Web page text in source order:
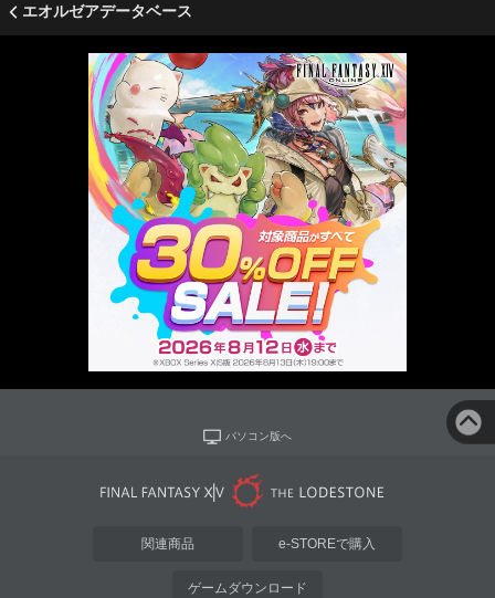
エオルゼアデータベース
パソコン版へ
関連商品 e-STOREで購入
ゲームダウンロード